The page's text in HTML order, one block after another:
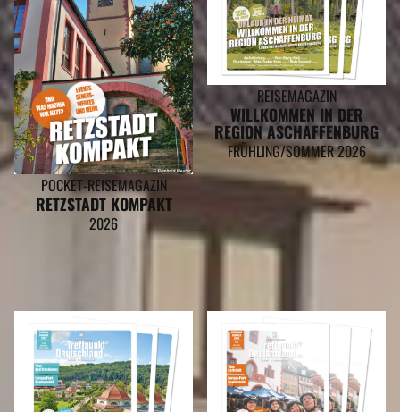
POCKET-REISEMAGAZIN
RETZSTADT KOMPAKT
2026
REISEMAGAZIN
WILLKOMMEN IN DER
REGION ASCHAFFENBURG
FRÜHLING/SOMMER 2026